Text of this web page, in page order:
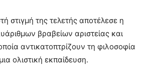
στιγμή της τελετής αποτέλεσε η
βραβείων αριστείας και
αντικατοπτρίζουν τη φιλοσοφία
ολιστική εκπαίδευση.